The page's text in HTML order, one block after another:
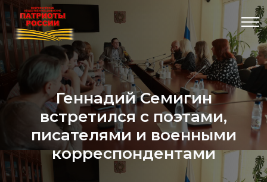
Геннадий Семигин
встретился с поэтами,
писателями и военными
корреспондентами